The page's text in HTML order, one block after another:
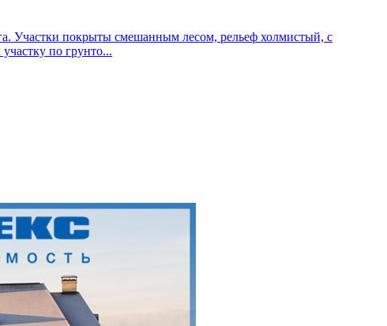
Участки покрыты смешанным лесом, рельеф холмистый, с
по грунто...